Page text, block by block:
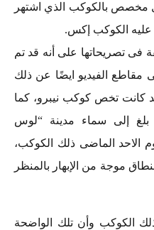
مخصص بالكوكب الذي اشتهر
عليه الكوكب إكس.
تصريحاتها على أنه قد تم
مقاطع الفيديو ايضًا عن ذلك
كانت تخص كوكب نيبرو، كما
بلغ إلى سماء مدينة “لوس
الاحد الماضى ذلك الكوكب،
موجة من الإبهار بالمنظر
الكوكب وأن تلك الواضحة